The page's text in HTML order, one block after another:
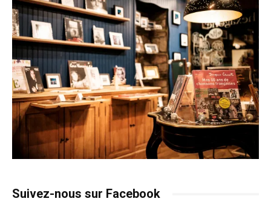
Suivez-nous sur Facebook